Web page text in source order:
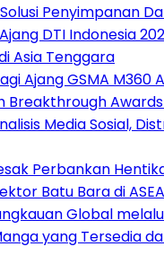
Penyimpanan
DTI Indonesia
Asia Tenggara
Ajang GSMA M360
Breakthrough
Media Sosial,
Perbankan
Batu Bara di
Global
yang Tersedia